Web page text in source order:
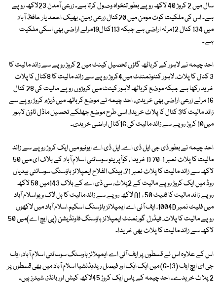
سال میں 2 کروڑ 40 لاکھ روپے بطور تنخواہ وصول کرتا ہے۔ زرعی آمدن 23لاکھ روپے
ہے۔ اس کی ملکیت کوٹ مومن میں 20کنال زرعی زمین، بھیک احمد یار حافظ آباد
میں 134 کنال 12مرلہ اراضی ہے جبکہ 113کنال19مرلے اراضی بھی اسکی ملکیت
ہے۔
احد چیمہ نے لاہور کے کرباٹھ گاؤں تحصیل کینٹ میں 2 کروڑ روپے سے زائد مالیت کا
3 کنال کا پلاٹ، لاہور کنٹونمنٹٹ میں4کروڑ روپے سے زائد مالیت کا 8کنال کا پلاٹ
خرید رکھا ہے جبکہ موضع کرباٹھ لاہور کینٹ میں کروڑوں روپے مالیت کی 28 کنال
16 مرلے زرعی اراضی بھی خریدی، احد چیمہ نے موضع کرباٹھ میں ڈیڑھ کروڑ روپے سے
زائد مالیت کا3 کنال کا پلاٹ خریدا، اسی طرح موضع جھلکے تحصیل ماڈل ٹاؤن لاہور
میں10 کروڑ روپے سے زائد مالیت کی 16کنال اراضی خریدی۔
احد چیمہ نے بطور ڈی جی ایل ڈی اے، ایل ڈی اے ایونیو میں ایک کروڑ روپے سے زائد
مالیت کا پلاٹ نمبر D 70-1 خریدا ، کوآپریٹو سوسائٹی اسلام آباد کے بلاک ای میں 50
لاکھ سے زائد مالیت کا پلاٹ نمبر 71، بینک الفلاح ایمپلائز ہاؤسنگ سوسائٹی بیدیاں
روڈ میں ایک کروڑ روپے مالیت کے 2پلاٹ، سی ڈی اے کے بلاک 143میں 50 لاکھ
روپے زائد مالیت کا فلیٹ A1 ، 50 لاکھ روپے سے زائد مالیت کا ہل لاک ویواسلام آباد
میں فلیٹ نمبر 1004D، ایف آئی اے ایمپلائز ہاؤسنگ اسکیم اسلام آباد میں لاکھوں
روپے مالیت کا پلاٹ، فیڈرل گورنمنٹ ایمپلائز ہاؤسنگ فاونڈیشن (پی ایچ اے)میں 50
لاکھ سے زائد مالیت کا پلاٹ بھی خریدا۔
اس کے علاوہ اس نے قسطوں پر ایف آئی اے ایمپلائز ہاوسنگ سوسائٹی اسلام آباد، ایف
جی ای ایچ ایف (G-13) میں ایک ایک اور فیصل ریذیڈنشیا اسلام آباد میں بھی قسطوں پر
2 پلاٹ خریدے۔ احد چیمہ کے پاس ایک کروڑ 45لاکھ کیش اور بانڈز، شیئرز ہیں۔